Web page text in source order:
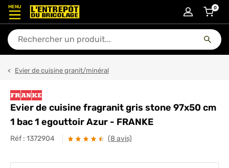
MENU
En quoi puis-je vous aider ?
0article
Evier de cuisine granit/minéral
Evier de cuisine fragranit gris stone 97x50 cm
1 bac 1 egouttoir Azur - FRANKE
Réf : 1372904 (8 avis)